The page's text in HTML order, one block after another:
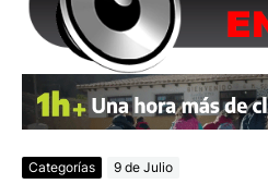
Categorías 9 de Julio